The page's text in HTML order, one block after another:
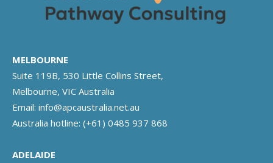
MELBOURNE
Suite 119B, 530 Little Collins Street,
Melbourne, VIC Australia
Email: info@apcaustralia.net.au
Australia hotline: (+61) 0485 937 868
ADELAIDE